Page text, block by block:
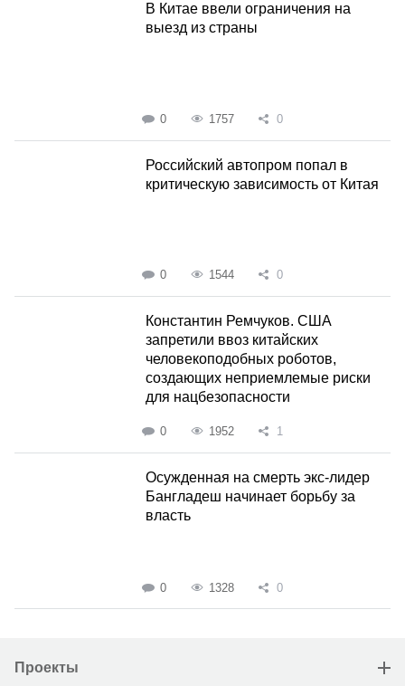
В Китае ввели ограничения на
выезд из страны
0 1757 0
Российский автопром попал в
критическую зависимость от Китая
0 1544 0
Константин Ремчуков. США
запретили ввоз китайских
человекоподобных роботов,
создающих неприемлемые риски
для нацбезопасности
0 1952 1
Осужденная на смерть экс-лидер
Бангладеш начинает борьбу за
власть
0 1328 0
Проекты